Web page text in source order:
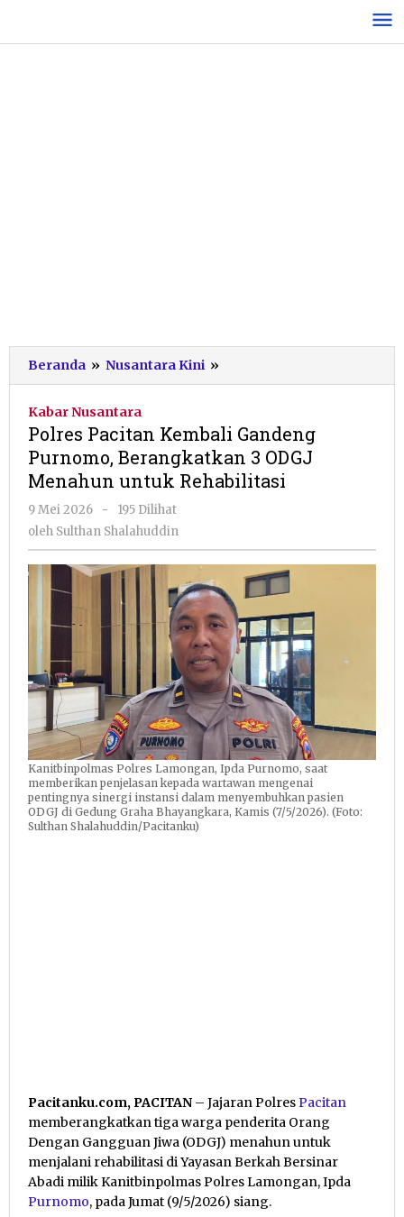
konten
Beranda » Nusantara Kini »
Pacitan
Purnomo,
Berangkatkan
3
Rehabilitasi
Kabar Nusantara
Polres Pacitan Kembali Gandeng
Purnomo, Berangkatkan 3 ODGJ
Menahun untuk Rehabilitasi
9 Mei 2026
oleh
Sulthan
-
195 Dilihat
oleh Sulthan Shalahuddin
Kanitbinpolmas Polres Lamongan, Ipda Purnomo, saat
memberikan penjelasan kepada wartawan mengenai
pentingnya sinergi instansi dalam menyembuhkan pasien
ODGJ di Gedung Graha Bhayangkara, Kamis (7/5/2026). (Foto:
Sulthan Shalahuddin/Pacitanku)
Pacitanku.com, PACITAN – Jajaran PolresPacitan
memberangkatkan tiga warga penderita Orang
Dengan Gangguan Jiwa (ODGJ) menahun untuk
menjalani rehabilitasi di Yayasan Berkah Bersinar
Abadi milik Kanitbinpolmas Polres Lamongan, Ipda
Purnomo, pada Jumat (9/5/2026) siang.